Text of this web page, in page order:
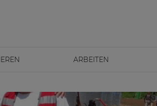
ARBEITEN